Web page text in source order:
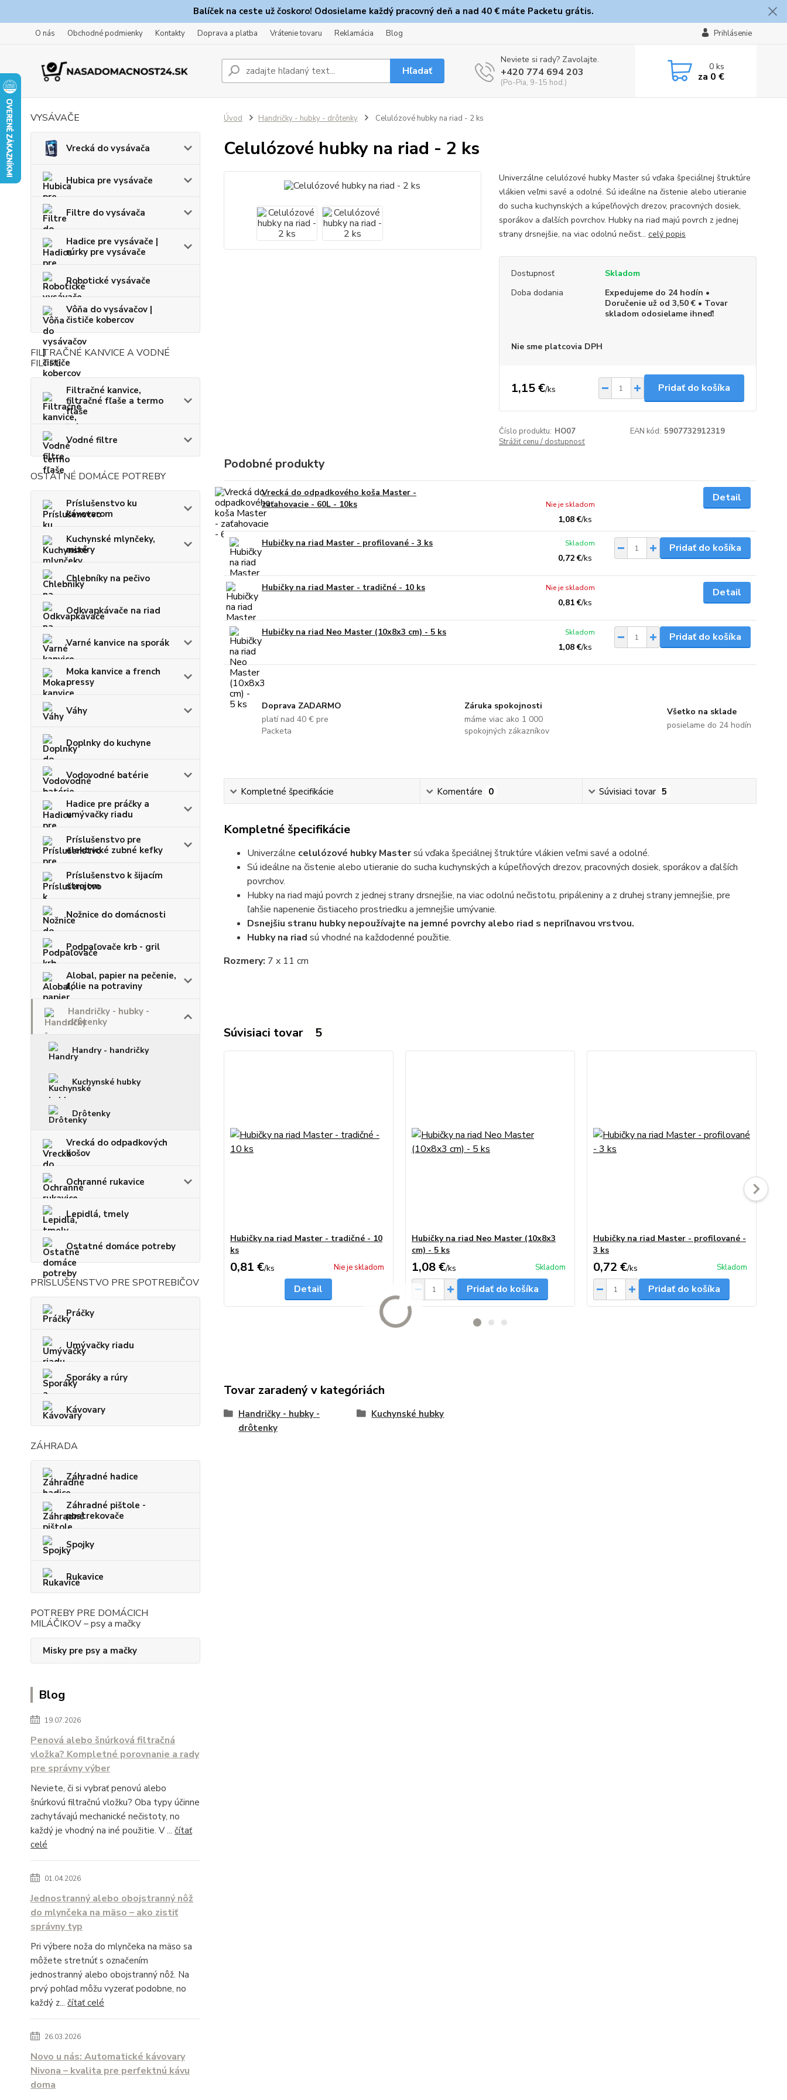
Balíček na ceste už čoskoro! Odosielame každý pracovný deň a nad 40 € máte Packetu grátis.
O nás Obchodné podmienky Kontakty Doprava a platba Vrátenie tovaru Reklamácia Blog Prihlásenie
Hľadať
Neviete si rady? Zavolajte.
+420 774 694 203
(Po-Pia, 9-15 hod.)
0ks
za 0 €
VYSÁVAČE
Vrecká do vysávača
Hubica pre vysávače
Filtre do vysávača
Hadice pre vysávače |
rúrky pre vysávače
Robotické vysávače
Vôňa do vysávačov |
čističe kobercov
FILTRAČNÉ KANVICE A VODNÉ
FILTRE
Filtračné kanvice,
filtračné fľaše a termo
fľaše
Vodné filtre
OSTATNÉ DOMÁCE POTREBY
Príslušenstvo ku
kávovarom
Kuchynské mlynčeky,
mixéry
Chlebníky na pečivo
Odkvapkávače na riad
Varné kanvice na sporák
Moka kanvice a french
pressy
Váhy
Doplnky do kuchyne
Vodovodné batérie
Hadice pre práčky a
umývačky riadu
Príslušenstvo pre
elektrické zubné kefky
Príslušenstvo k šijacím
strojom
Nožnice do domácnosti
Podpaľovače krb - gril
Alobal, papier na pečenie,
fólie na potraviny
Handričky - hubky -
drôtenky
Handry - handričky
Kuchynské hubky
Drôtenky
Vrecká do odpadkových
košov
Ochranné rukavice
Lepidlá, tmely
Ostatné domáce potreby
PRÍSLUŠENSTVO PRE SPOTREBIČOV
Práčky
Umývačky riadu
Sporáky a rúry
Kávovary
ZÁHRADA
Záhradné hadice
Záhradné pištole -
postrekovače
Spojky
Rukavice
POTREBY PRE DOMÁCICH
MILÁČIKOV – psy a mačky
Misky pre psy a mačky
Blog
19.07.2026
Penová alebo šnúrková filtračná
vložka? Kompletné porovnanie a rady
pre správny výber
Neviete, či si vybrať penovú alebo
šnúrkovú filtračnú vložku? Oba typy účinne
zachytávajú mechanické nečistoty, no
každý je vhodný na iné použitie. V ... čítať
celé
01.04.2026
Jednostranný alebo obojstranný nôž
do mlynčeka na mäso – ako zistiť
správny typ
Pri výbere noža do mlynčeka na mäso sa
môžete stretnúť s označením
jednostranný alebo obojstranný nôž. Na
prvý pohľad môžu vyzerať podobne, no
každý z... čítať celé
26.03.2026
Novo u nás: Automatické kávovary
Nivona – kvalita pre perfektnú kávu
doma
Úvod Handričky - hubky - drôtenky Celulózové hubky na riad - 2 ks
Celulózové hubky na riad - 2 ks
Univerzálne celulózové hubky Master sú vďaka špeciálnej štruktúre
vlákien veľmi savé a odolné. Sú ideálne na čistenie alebo utieranie
do sucha kuchynských a kúpeľňových drezov, pracovných dosiek,
sporákov a ďalších povrchov. Hubky na riad majú povrch z jednej
strany drsnejšie, na viac odolnú nečist... celý popis
Dostupnosť
Skladom
Doba dodania
Expedujeme do 24 hodín •
Doručenie už od 3,50 € • Tovar
skladom odosielame ihneď!
Nie sme platcovia DPH
1,15 €/ks Pridať do košíka
Číslo produktu: HO07 EAN kód: 5907732912319
Strážiť cenu / dostupnosť
Podobné produkty
Vrecká do odpadkového koša Master -
zaťahovacie - 60L - 10ks
1,08 €/ks
Nie je skladom
Detail
Hubičky na riad Master - profilované - 3 ks
0,72 €/ks
Skladom Pridať do košíka
Hubičky na riad Master - tradičné - 10 ks
0,81 €/ks
Nie je skladom Detail
Hubičky na riad Neo Master (10x8x3 cm) - 5 ks
1,08 €/ks
Skladom Pridať do košíka
Doprava ZADARMO
platí nad 40 € pre
Packeta
Záruka spokojnosti
máme viac ako 1 000
spokojných zákazníkov
Všetko na sklade
posielame do 24 hodín
Kompletné špecifikácie Komentáre 0 Súvisiaci tovar 5
Kompletné špecifikácie
Univerzálne celulózové hubky Mastersú vďaka špeciálnej štruktúre vlákien veľmi savé a odolné.
Sú ideálne na čistenie alebo utieranie do sucha kuchynských a kúpeľňových drezov, pracovných dosiek, sporákov a ďalších
povrchov.
Hubky na riad majú povrch z jednej strany drsnejšie, na viac odolnú nečistotu, pripáleniny a z druhej strany jemnejšie, pre
ľahšie napenenie čistiaceho prostriedku a jemnejšie umývanie.
Dsnejšiu stranu hubky nepoužívajte na jemné povrchy alebo riad s nepriľnavou vrstvou.
Hubky na riad sú vhodné na každodenné použitie.
Rozmery: 7 x 11 cm
Súvisiaci tovar 5
Hubičky na riad Master - tradičné - 10
ks
0,81 €/ks Nie je skladom
Detail
Hubičky na riad Neo Master (10x8x3
cm) - 5 ks
1,08 €/ks Skladom
Pridať do košíka
Hubičky na riad Master - profilované -
3 ks
0,72 €/ks Skladom
Pridať do košíka
Tovar zaradený v kategóriách
Handričky - hubky -
drôtenky
Kuchynské hubky